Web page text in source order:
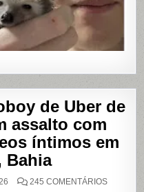
de Uber de
assalto com
íntimos em
Bahia
245 COMENTÁRIOSEM